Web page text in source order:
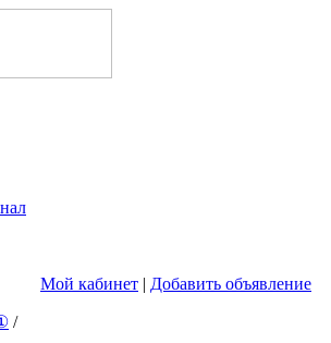
Мой кабинет | Добавить объявление
/